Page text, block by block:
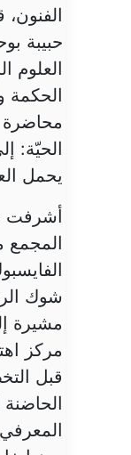
الفنون،
حبيبة
العلوم
الحكمة
محاضرة
الحيّة:
يحمل
أشرفت
شوك
مشيرة
مركز
قبل
الحاضنة